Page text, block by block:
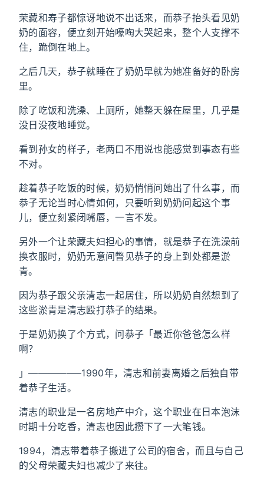
荣藏和寿子都惊讶地说不出话来，而恭子抬头看见奶
奶的面容，便立刻开始嚎啕大哭起来，整个人支撑不
住，跪倒在地上。
之后几天，恭子就睡在了奶奶早就为她准备好的卧房
里。
除了吃饭和洗澡、上厕所，她整天躲在屋里，几乎是
没日没夜地睡觉。
看到孙女的样子，老两口不用说也能感觉到事态有些
不对。
趁着恭子吃饭的时候，奶奶悄悄问她出了什么事，而
恭子无论当时心情如何，只要听到奶奶问起这个事
儿，便立刻紧闭嘴唇，一言不发。
另外一个让荣藏夫妇担心的事情，就是恭子在洗澡前
换衣服时，奶奶无意间瞥见恭子的身上到处都是淤
青。
因为恭子跟父亲清志一起居住，所以奶奶自然想到了
这些淤青是清志殴打恭子的结果。
于是奶奶换了个方式，问恭子「最近你爸爸怎么样
啊？
」—————–1990年，清志和前妻离婚之后独自带
着恭子生活。
清志的职业是一名房地产中介，这个职业在日本泡沫
时期十分吃香，清志也因此攒下了一大笔钱。
1994，清志带着恭子搬进了公司的宿舍，而且与自己
的父母荣藏夫妇也减少了来往。